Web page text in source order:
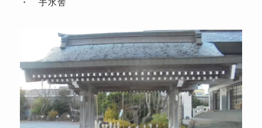
・ 手水舎